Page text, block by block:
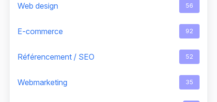
Web design 56
E-commerce 92
Référencement / SEO 52
Webmarketing 35